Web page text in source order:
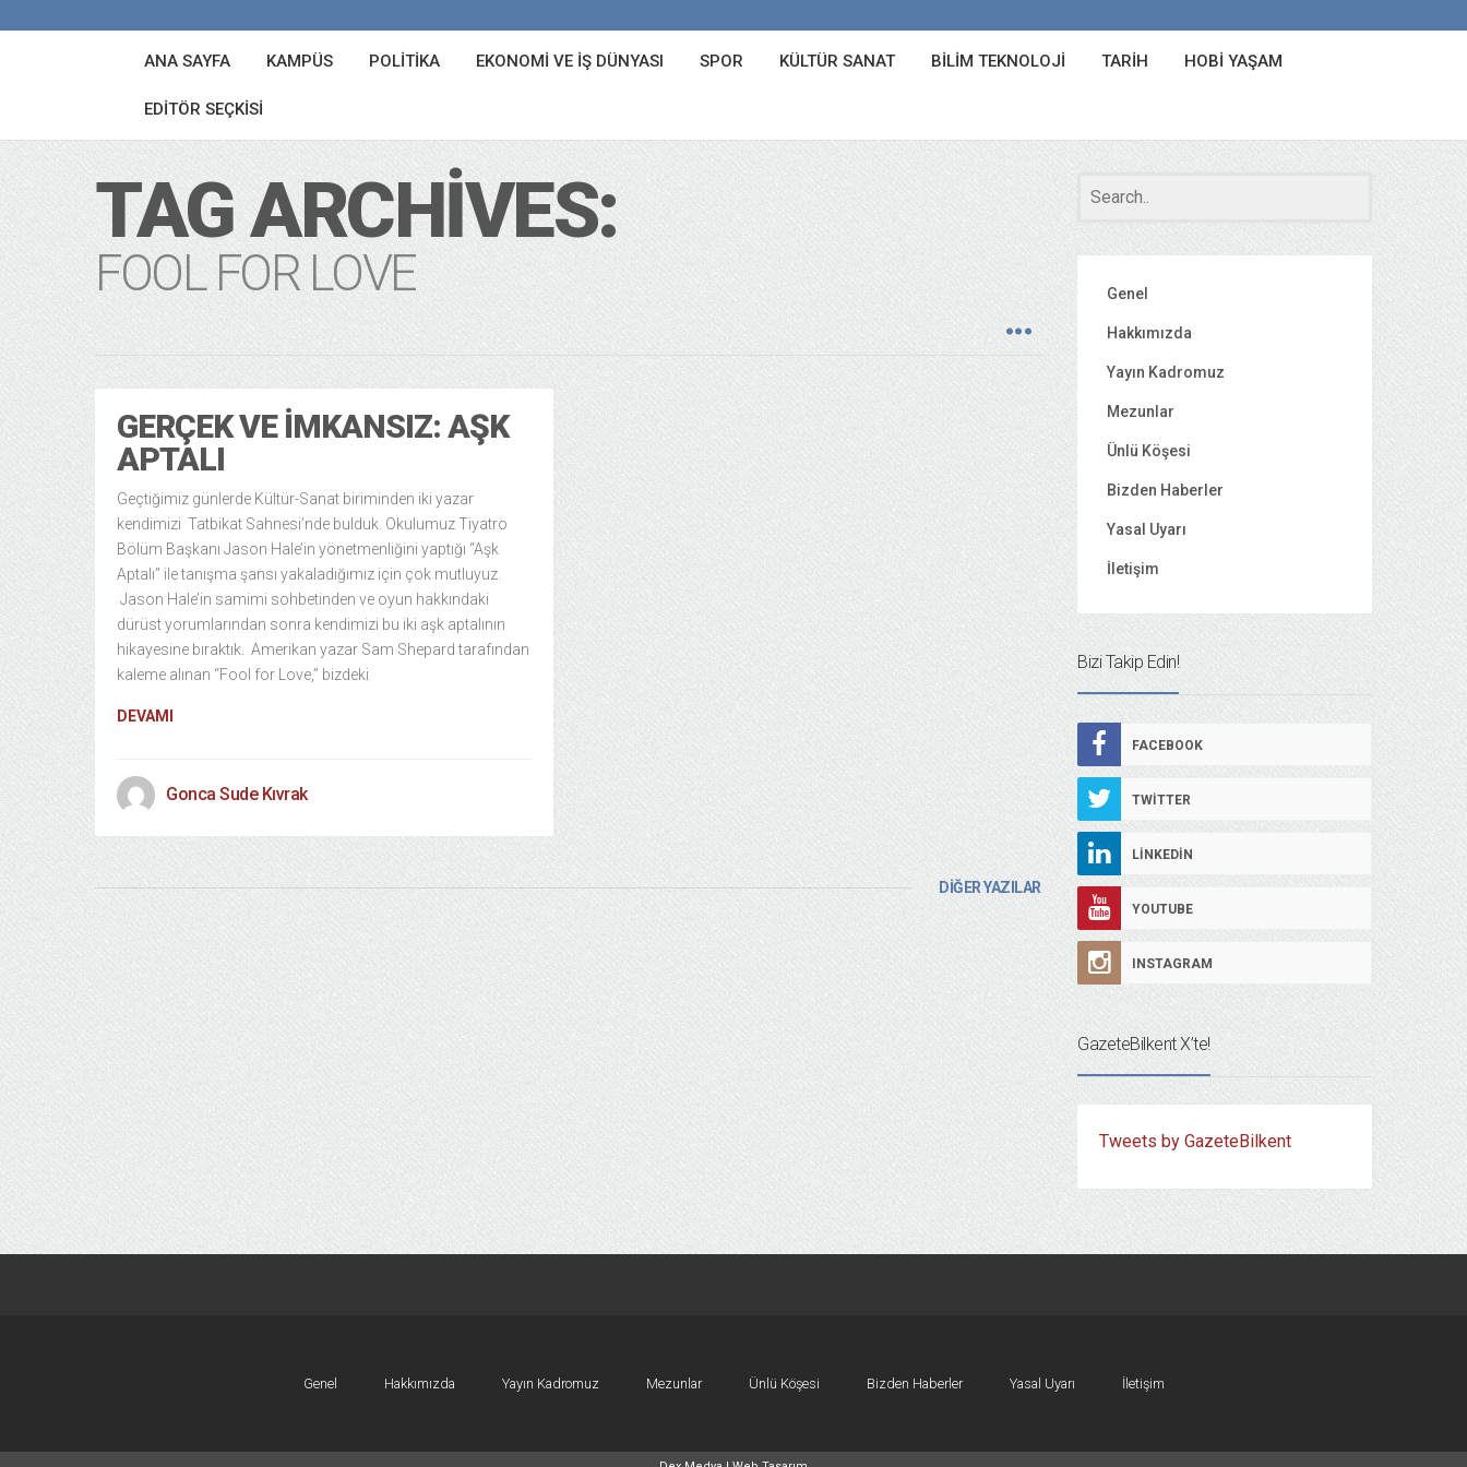
ANA SAYFA KAMPÜS POLITIKA EKONOMI VE İŞ DÜNYASI SPOR KÜLTÜR SANAT BILIM TEKNOLOJI TARIH HOBI YAŞAM
EDITÖR SEÇKISI
TAG ARCHIVES:
FOOL FOR LOVE
GERÇEK VE İMKANSIZ: AŞK
APTALI
Geçtiğimiz günlerde Kültür-Sanat biriminden iki yazar
kendimizi Tatbikat Sahnesi’nde bulduk. Okulumuz Tiyatro
Bölüm Başkanı Jason Hale’in yönetmenliğini yaptığı “Aşk
Aptalı” ile tanışma şansı yakaladığımız için çok mutluyuz.
Jason Hale’in samimi sohbetinden ve oyun hakkındaki
dürüst yorumlarından sonra kendimizi bu iki aşk aptalının
hikayesine bıraktık. Amerikan yazar Sam Shepard tarafından
kaleme alınan “Fool for Love,” bizdeki
DEVAMI
Gonca Sude Kıvrak
DİĞER YAZILAR
Genel
Hakkımızda
Yayın Kadromuz
Mezunlar
Ünlü Köşesi
Bizden Haberler
Yasal Uyarı
İletişim
Bizi Takip Edin!
FACEBOOK
TWITTER
LINKEDIN
YOUTUBE
INSTAGRAM
GazeteBilkent X’te!
Tweets by GazeteBilkent
Genel Hakkımızda Yayın Kadromuz Mezunlar Ünlü Köşesi Bizden Haberler Yasal Uyarı İletişim